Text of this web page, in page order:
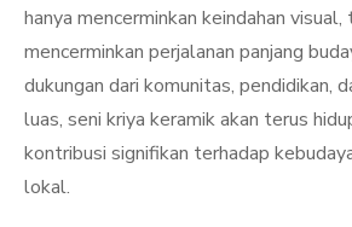
hanya mencerminkan keindahan
mencerminkan perjalanan panjang
dukungan dari komunitas, pendidikan,
luas, seni kriya keramik akan terus
kontribusi signifikan terhadap
lokal.